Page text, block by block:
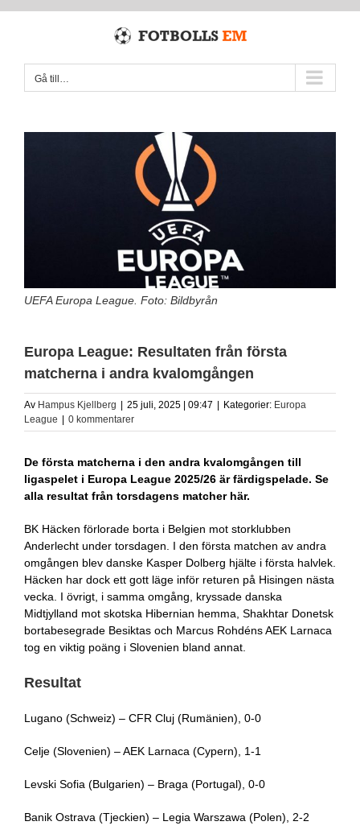
Gå till…
UEFA Europa League. Foto: Bildbyrån
Europa League: Resultaten från första
matcherna i andra kvalomgången
Av Hampus Kjellberg 25 juli, 2025 | 09:47 Kategorier: Europa
League
0 kommentarer
De första matcherna i den andra kvalomgången till
ligaspelet i Europa League 2025/26 är färdigspelade. Se
alla resultat från torsdagens matcher här.
BK Häcken förlorade borta i Belgien mot storklubben
Anderlecht under torsdagen. I den första matchen av andra
omgången blev danske Kasper Dolberg hjälte i första halvlek.
Häcken har dock ett gott läge inför returen på Hisingen nästa
vecka. I övrigt, i samma omgång, kryssade danska
Midtjylland mot skotska Hibernian hemma, Shakhtar Donetsk
bortabesegrade Besiktas och Marcus Rohdéns AEK Larnaca
tog en viktig poäng i Slovenien bland annat.
Resultat
Lugano (Schweiz) – CFR Cluj (Rumänien), 0-0
Celje (Slovenien) – AEK Larnaca (Cypern), 1-1
Levski Sofia (Bulgarien) – Braga (Portugal), 0-0
Banik Ostrava (Tjeckien) – Legia Warszawa (Polen), 2-2